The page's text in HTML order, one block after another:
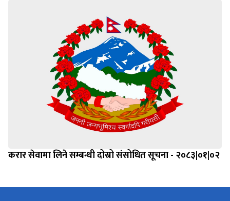
करार सेवामा लिने सम्बन्धी दोस्रो संसोधित सूचना - २०८३|०१|०२